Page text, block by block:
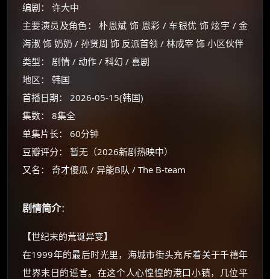
编剧： 许大中
主要演员及角色： 朴恩斌 饰 恩彩 / 车银优 饰 炫宇 / 金
海淑 饰 奶奶 / 孙贤周 饰 反派首领 / 林成宰 饰 小区伙伴
类型： 剧情 / 动作 / 科幻 / 喜剧
地区： 韩国
首播日期： 2026-05-15(韩国)
集数： 8集全
单集片长： 60分钟
豆瓣评分： 暂无（2026新剧热映中）
又名： 奇才傻瓜 / 异能B队 / The B-team
剧情简介：
【世纪末的荒诞异变】
在1999年的最后时光里，海城市街头充斥着关于千禧年
世界末日的谣言。在这个人心惶惶的港口小镇，几位平
🧧 福利领取站